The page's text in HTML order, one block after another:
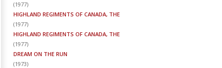
(1977)
HIGHLAND REGIMENTS OF CANADA, THE
(1977)
HIGHLAND REGIMENTS OF CANADA, THE
(1977)
DREAM ON THE RUN
(1973)